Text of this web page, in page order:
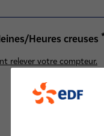
Heures creuses
relever votre compteur.